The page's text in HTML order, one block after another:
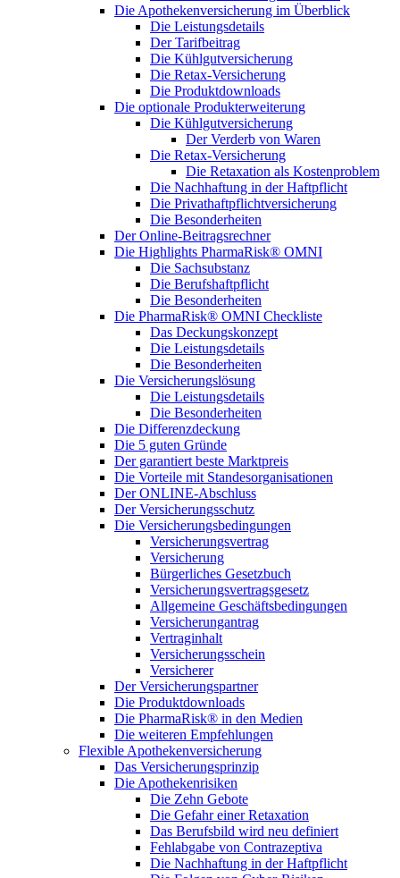
Die Apothekenversicherung im Überblick
Die Leistungsdetails
Der Tarifbeitrag
Die Kühlgutversicherung
Die Retax-Versicherung
Die Produktdownloads
Die optionale Produkterweiterung
Die Kühlgutversicherung
Der Verderb von Waren
Die Retax-Versicherung
Die Retaxation als Kostenproblem
Die Nachhaftung in der Haftpflicht
Die Privathaftpflichtversicherung
Die Besonderheiten
Der Online-Beitragsrechner
Die Highlights PharmaRisk® OMNI
Die Sachsubstanz
Die Berufshaftpflicht
Die Besonderheiten
Die PharmaRisk® OMNI Checkliste
Das Deckungskonzept
Die Leistungsdetails
Die Besonderheiten
Die Versicherungslösung
Die Leistungsdetails
Die Besonderheiten
Die Differenzdeckung
Die 5 guten Gründe
Der garantiert beste Marktpreis
Die Vorteile mit Standesorganisationen
Der ONLINE-Abschluss
Der Versicherungsschutz
Die Versicherungsbedingungen
Versicherungsvertrag
Versicherung
Bürgerliches Gesetzbuch
Versicherungsvertragsgesetz
Allgemeine Geschäftsbedingungen
Versicherungantrag
Vertraginhalt
Versicherungsschein
Versicherer
Der Versicherungspartner
Die Produktdownloads
Die PharmaRisk® in den Medien
Die weiteren Empfehlungen
Flexible Apothekenversicherung
Das Versicherungsprinzip
Die Apothekenrisiken
Die Zehn Gebote
Die Gefahr einer Retaxation
Das Berufsbild wird neu definiert
Fehlabgabe von Contrazeptiva
Die Nachhaftung in der Haftpflicht